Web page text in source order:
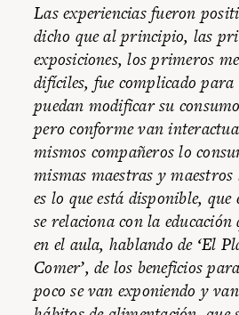
Las experiencias fueron
dicho que al principio, las
exposiciones, los primeros
difíciles, fue complicado
puedan modificar su
pero conforme van
mismos compañeros lo
mismas maestras y
es lo que está disponible,
se relaciona con la educación
en el aula, hablando de ‘El
Comer’, de los beneficios
poco se van exponiendo y